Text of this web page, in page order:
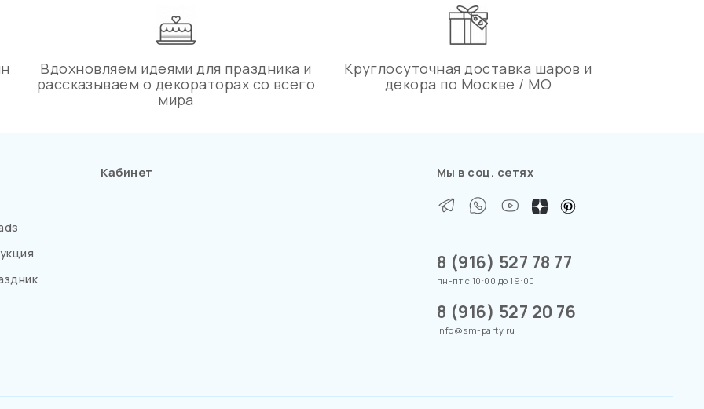
Вдохновляем идеями для праздника и
рассказываем о декораторах со всего
мира
Круглосуточная доставка шаров и
декора по Москве / МО
Кабинет Мы в соц. сетях
8 (916) 527 78 77
пн-пт с 10:00 до 19:00
8 (916) 527 20 76
info@sm-party.ru